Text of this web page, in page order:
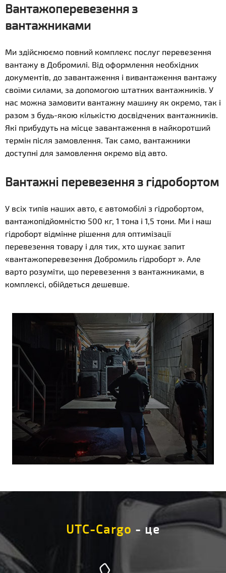
Вантажоперевезення з
вантажниками
Ми здійснюємо повний комплекс послуг перевезення
вантажу в Добромилі. Від оформлення необхідних
документів, до завантаження і вивантаження вантажу
своїми силами, за допомогою штатних вантажників. У
нас можна замовити вантажну машину як окремо, так і
разом з будь-якою кількістю досвідчених вантажників.
Які прибудуть на місце завантаження в найкоротший
термін після замовлення. Так само, вантажники
доступні для замовлення окремо від авто.
Вантажні перевезення з гідробортом
У всіх типів наших авто, є автомобілі з гідробортом,
вантажопідйомністю 500 кг, 1 тона і 1,5 тони. Ми і наш
гідроборт відмінне рішення для оптимізації
перевезення товару і для тих, хто шукає запит
«вантажоперевезення Добромиль гідроборт ». Але
варто розуміти, що перевезення з вантажниками, в
комплексі, обійдеться дешевше.
UTC-Cargo - це